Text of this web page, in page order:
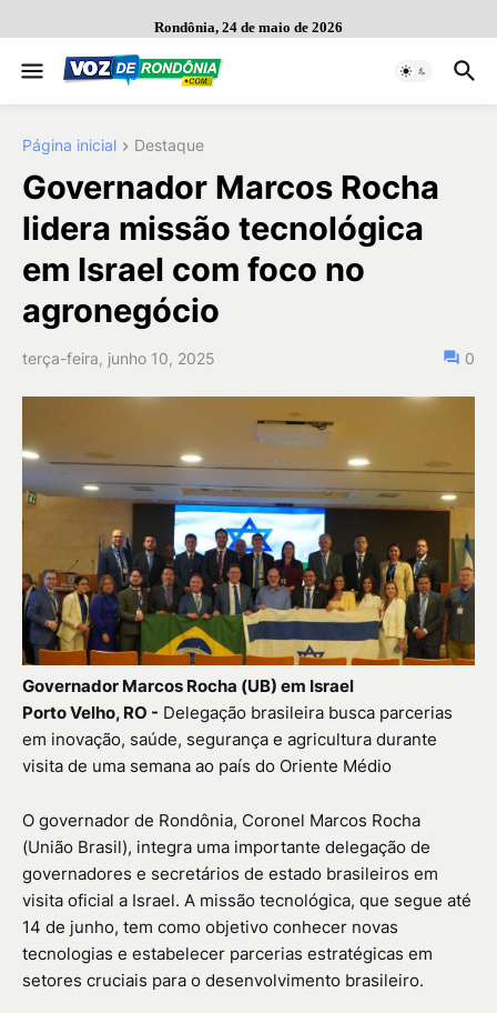
Rondônia, 24 de maio de 2026
Página inicial Destaque
Governador Marcos Rocha
lidera missão tecnológica
em Israel com foco no
agronegócio
terça-feira, junho 10, 2025 0
Governador Marcos Rocha (UB) em Israel
Porto Velho, RO - Delegação brasileira busca parcerias
em inovação, saúde, segurança e agricultura durante
visita de uma semana ao país do Oriente Médio
O governador de Rondônia, Coronel Marcos Rocha
(União Brasil), integra uma importante delegação de
governadores e secretários de estado brasileiros em
visita oficial a Israel. A missão tecnológica, que segue até
14 de junho, tem como objetivo conhecer novas
tecnologias e estabelecer parcerias estratégicas em
setores cruciais para o desenvolvimento brasileiro.